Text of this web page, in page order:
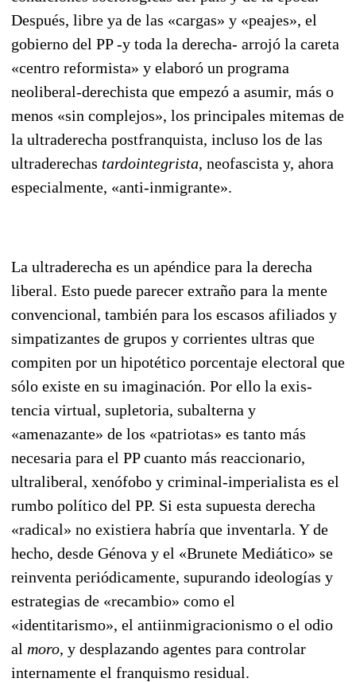
Después, libre ya de las «cargas» y «peajes», el
gobierno del PP -y toda la derecha- arrojó la careta
«centro reformista» y elaboró un programa
neoliberal-derechista que empe­zó a asu­mir, más o
menos «sin complejos», los principales mitemas de
la ultraderecha postfran­quis­ta, inclu­so los de las
ultraderechas tardointegrista, neofascista y, ahora
especialmente, «anti-inmigrante».
La ultraderecha es un apéndice para la derecha
liberal. Esto puede parecer extraño para la mente
convencional, también para los escasos afiliados y
simpatizantes de grupos y corrientes ultras que
compiten por un hipotético porcentaje electoral que
sólo existe en su imaginación. Por ello la exis­
tencia virtual, supletoria, subalterna y
«amenazante» de los «pa­triotas» es tanto más
necesaria pa­ra el PP cuanto más reaccionario,
ultraliberal, xenófobo y criminal-imperialista es el
rumbo político del PP. Si esta supuesta derecha
«radical» no existiera habría que inventarla. Y de
hecho, desde Génova y el «Brunete Mediático» se
reinventa periódicamente, supurando ideologías y
estrategias de «recambio» como el
«identitarismo», el antiinmigracionismo o el odio
al moro, y desplazando agentes para controlar
internamente el franquismo residual.